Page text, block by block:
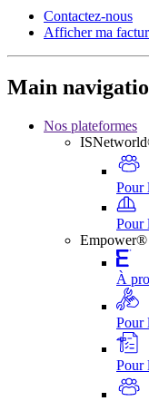
Contactez-nous
Afficher ma
Main
Nos plateformes
Pour
Pour
Empower®
À
Pour
Pour